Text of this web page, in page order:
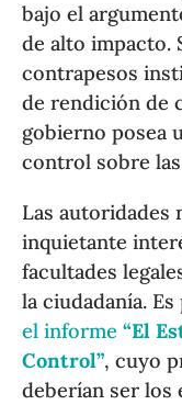
bajo el
de alto impacto.
contrapesos
de rendición de
gobierno posea
control sobre
Las autoridades
inquietante
facultades
la ciudadanía.
el informe“El
Control”, cuyo
deberían ser los